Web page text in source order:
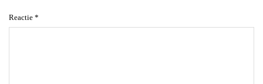
Reactie *